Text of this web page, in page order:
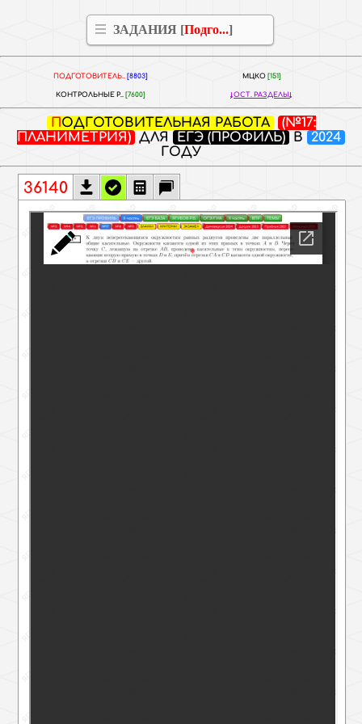
ЗАДАНИЯ [Подго...]
ПОДГОТОВИТЕЛЬ.. [8803] МЦКО [151]
КОНТРОЛЬНЫЕ Р.. [7600] ОСТ. РАЗДЕЛЫ
ПОДГОТОВИТЕЛЬНАЯ РАБОТА
(№17:
ПЛАНИМЕТРИЯ) ДЛЯ ЕГЭ (ПРОФИЛЬ) В
2024
ГОДУ
36140